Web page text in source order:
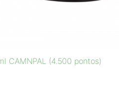
CAMNPAL (4.500 pontos)